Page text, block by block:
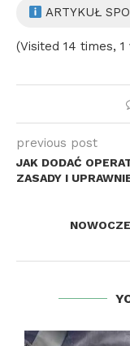
ARTYKUŁ
(Visited 14 times,
previous post
JAK DODAĆ
ZASADY I